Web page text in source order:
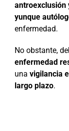
antroexclusión
yunque
enfermedad.
No obstante,
enfermedad
una vigilancia
largo plazo.